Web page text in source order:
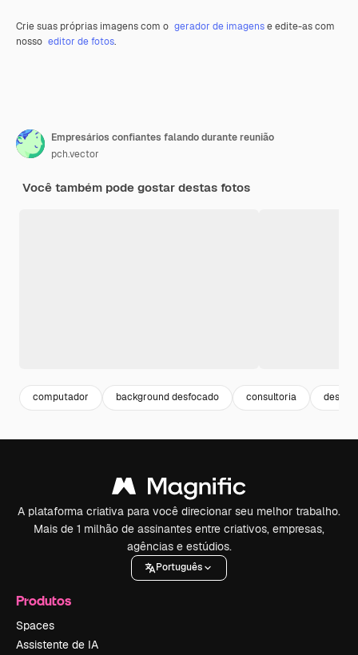
Crie suas próprias imagens com o gerador de imagense edite-as com
nosso editor de fotos.
Empresários confiantes falando durante reunião
pch.vector
Você também pode gostar destas fotos
computador background desfocado consultoria
A plataforma criativa para você direcionar seu melhor trabalho.
Mais de 1 milhão de assinantes entre criativos, empresas,
agências e estúdios.
Português
Produtos
Spaces
Assistente de IA